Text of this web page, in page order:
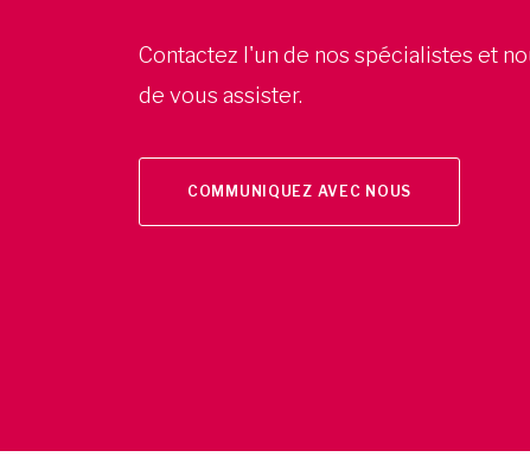
Contactez l'un de nos spécialistes et
de vous assister.
COMMUNIQUEZ AVEC NOUS